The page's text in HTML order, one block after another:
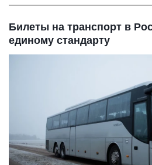
Билеты на транспорт в
единому стандарту